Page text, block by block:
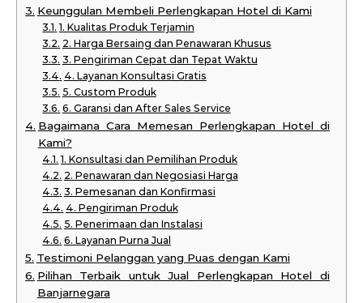
Keunggulan Membeli Perlengkapan Hotel di Kami
1. Kualitas Produk Terjamin
2. Harga Bersaing dan Penawaran Khusus
3. Pengiriman Cepat dan Tepat Waktu
4. Layanan Konsultasi Gratis
5. Custom Produk
6. Garansi dan After Sales Service
Bagaimana Cara Memesan Perlengkapan Hotel di
Kami?
1. Konsultasi dan Pemilihan Produk
2. Penawaran dan Negosiasi Harga
3. Pemesanan dan Konfirmasi
4. Pengiriman Produk
5. Penerimaan dan Instalasi
6. Layanan Purna Jual
Testimoni Pelanggan yang Puas dengan Kami
Pilihan Terbaik untuk Jual Perlengkapan Hotel di
Banjarnegara